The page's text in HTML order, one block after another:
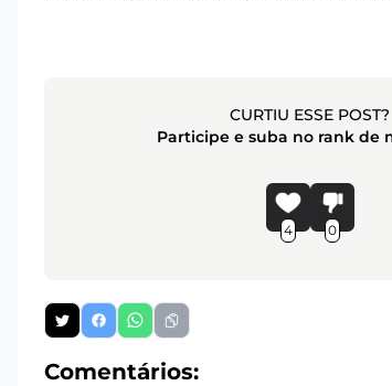
CURTIU ESSE POST?
Participe e suba no rank de
4 0
Comentários: